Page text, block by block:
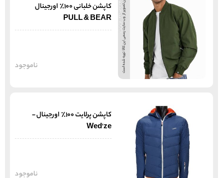
کاپشن خلبانی 100% اورجینال
PULL & BEAR
ناموجود
کاپشن پرلایت 100% اورجینال -
Wed'ze
ناموجود